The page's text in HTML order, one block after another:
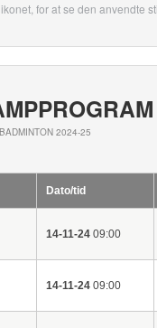
for at se den anvendte
2024-25
Dato/tid
14-11-2409:00
14-11-2409:00